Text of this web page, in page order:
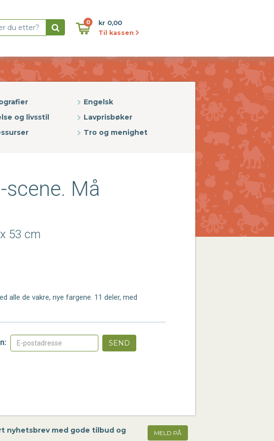
0
kr 0,00
Til kassen
Engelsk
og livsstil
Lavprisbøker
Tro og menighet
Må
53 cm
alle de vakre, nye fargene. 11 deler, med
SEND
nyhetsbrev med gode tilbud og
MELD PÅ